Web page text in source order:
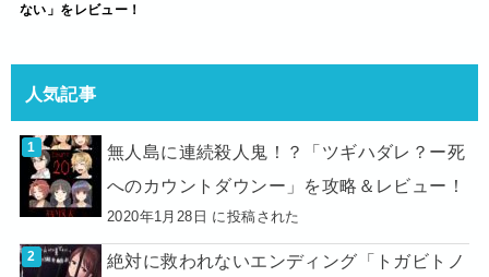
ない」をレビュー！
人気記事
無人島に連続殺人鬼！？「ツギハダレ？ー死
へのカウントダウンー」を攻略＆レビュー！
2020年1月28日 に投稿された
絶対に救われないエンディング「トガビトノ